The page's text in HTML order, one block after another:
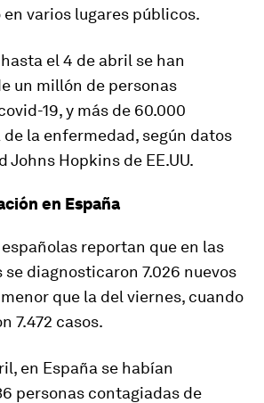
en varios lugares públicos.
el 4 de abril se han
un millón de personas
19, y más de 60.000
de la enfermedad, según datos
Johns Hopkins de EE.UU.
en España
reportan que en las
diagnosticaron 7.026 nuevos
que la del viernes, cuando
7.472 casos.
en España se habían
personas contagiadas de